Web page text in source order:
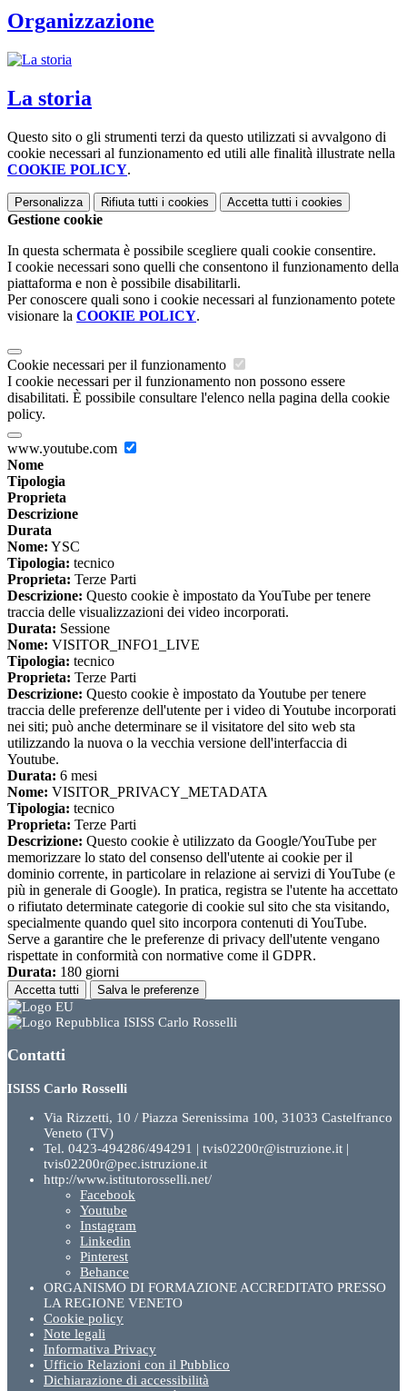
Organizzazione
La storia
Questo sito o gli strumenti terzi da questo utilizzati si avvalgono di
cookie necessari al funzionamento ed utili alle finalità illustrate nella
COOKIE POLICY.
Personalizza Rifiuta tutti i cookies Accetta tutti i cookies
Gestione cookie
In questa schermata è possibile scegliere quali cookie consentire.
I cookie necessari sono quelli che consentono il funzionamento della
piattaforma e non è possibile disabilitarli.
Per conoscere quali sono i cookie necessari al funzionamento potete
visionare la COOKIE POLICY.
Cookie necessari per il funzionamento
I cookie necessari per il funzionamento non possono essere
disabilitati. È possibile consultare l'elenco nella pagina della cookie
policy.
www.youtube.com
Nome
Tipologia
Proprieta
Descrizione
Durata
Nome: YSC
Tipologia: tecnico
Proprieta: Terze Parti
Descrizione: Questo cookie è impostato da YouTube per tenere
traccia delle visualizzazioni dei video incorporati.
Durata: Sessione
Nome: VISITOR_INFO1_LIVE
Tipologia: tecnico
Proprieta: Terze Parti
Descrizione: Questo cookie è impostato da Youtube per tenere
traccia delle preferenze dell'utente per i video di Youtube incorporati
nei siti; può anche determinare se il visitatore del sito web sta
utilizzando la nuova o la vecchia versione dell'interfaccia di
Youtube.
Durata: 6 mesi
Nome: VISITOR_PRIVACY_METADATA
Tipologia: tecnico
Proprieta: Terze Parti
Descrizione: Questo cookie è utilizzato da Google/YouTube per
memorizzare lo stato del consenso dell'utente ai cookie per il
dominio corrente, in particolare in relazione ai servizi di YouTube (e
più in generale di Google). In pratica, registra se l'utente ha accettato
o rifiutato determinate categorie di cookie sul sito che sta visitando,
specialmente quando quel sito incorpora contenuti di YouTube.
Serve a garantire che le preferenze di privacy dell'utente vengano
rispettate in conformità con normative come il GDPR.
Durata: 180 giorni
Accetta tutti Salva le preferenze
ISISS Carlo Rosselli
Contatti
ISISS Carlo Rosselli
Via Rizzetti, 10 / Piazza Serenissima 100, 31033 Castelfranco
Veneto (TV)
Tel. 0423-494286/494291 | tvis02200r@istruzione.it |
tvis02200r@pec.istruzione.it
http://www.istitutorosselli.net/
Facebook
Youtube
Instagram
Linkedin
Pinterest
Behance
ORGANISMO DI FORMAZIONE ACCREDITATO PRESSO
LA REGIONE VENETO
Cookie policy
Note legali
Informativa Privacy
Ufficio Relazioni con il Pubblico
Dichiarazione di accessibilità